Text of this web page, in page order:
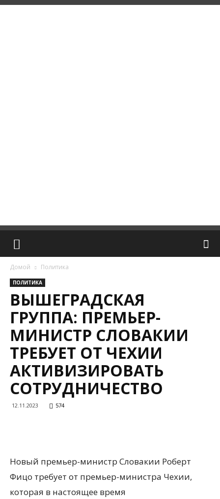
Домой Политика
ПОЛИТИКА
ВЫШЕГРАДСКАЯ
ГРУППА: ПРЕМЬЕР-
МИНИСТР СЛОВАКИИ
ТРЕБУЕТ ОТ ЧЕХИИ
АКТИВИЗИРОВАТЬ
СОТРУДНИЧЕСТВО
12.11.2023 574
Новый премьер-министр Словакии Роберт
Фицо требует от премьер-министра Чехии,
которая в настоящее время